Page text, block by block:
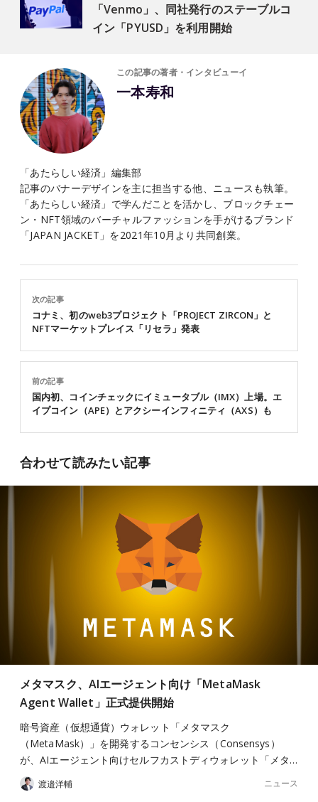
「Venmo」、同社発行のステーブルコ
イン「PYUSD」を利用開始
この記事の著者・インタビューイ
一本寿和
「あたらしい経済」編集部
記事のバナーデザインを主に担当する他、ニュースも執筆。
「あたらしい経済」で学んだことを活かし、ブロックチェー
ン・NFT領域のバーチャルファッションを手がけるブランド
「JAPAN JACKET」を2021年10月より共同創業。
前の記事
国内初、コインチェックにイミュータブル（IMX）上場。エ
イプコイン（APE）とアクシーインフィニティ（AXS）も
次の記事
コナミ、初のweb3プロジェクト「PROJECT ZIRCON」と
NFTマーケットプレイス「リセラ」発表
合わせて読みたい記事
メタマスク、AIエージェント向け「MetaMask
Agent Wallet」正式提供開始
暗号資産（仮想通貨）ウォレット「メタマスク
（MetaMask）」を開発するコンセンシス（Consensys）
が、AIエージェント向けセルフカストディウォレット「メタ…
渡邉洋輔 ニュース